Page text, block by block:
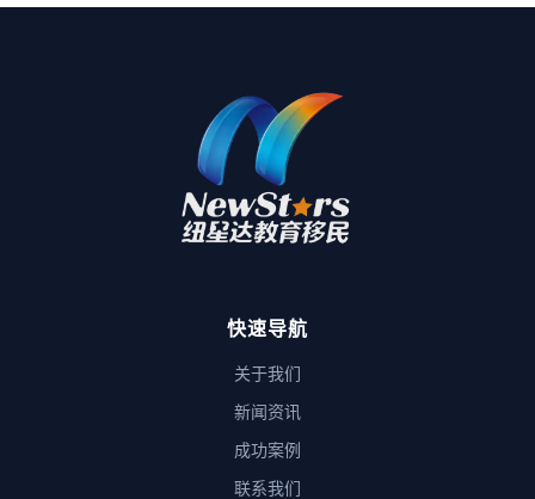
快速导航
关于我们
新闻资讯
成功案例
联系我们